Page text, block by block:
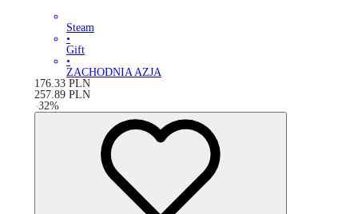
Steam
•
Gift
•
ZACHODNIA AZJA
176.33 PLN
257.89 PLN
-32%